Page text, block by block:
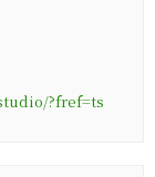
?fref=ts